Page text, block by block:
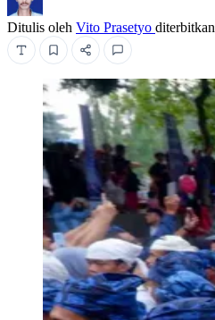
Ditulis oleh Vito Prasetyo diterbitkan